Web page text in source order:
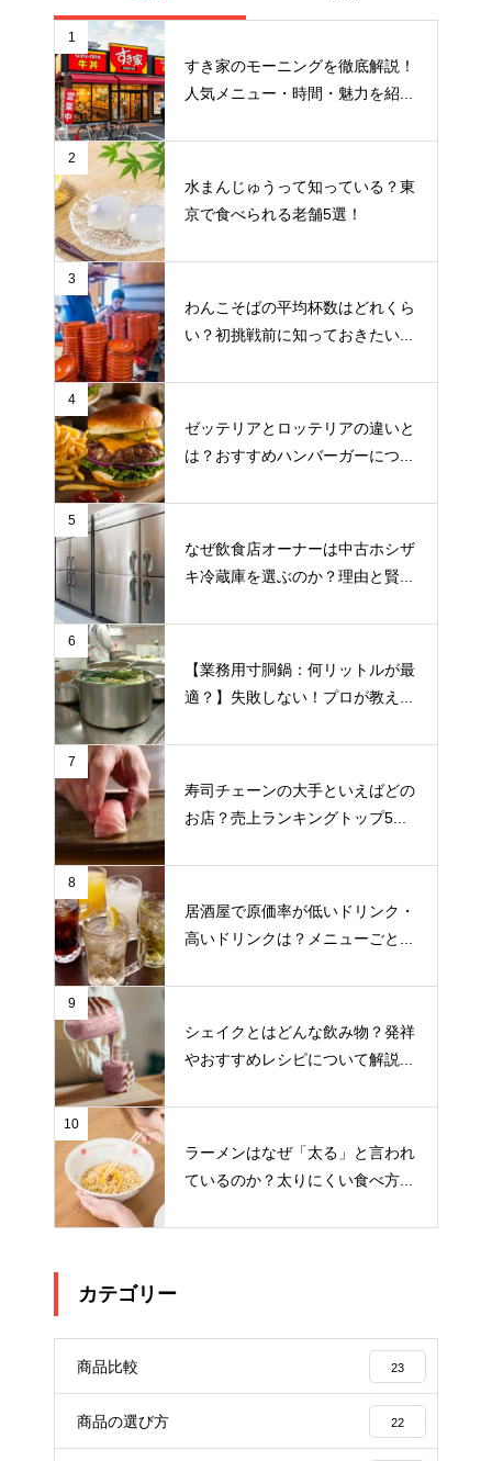
1
すき家のモーニングを徹底解説！
人気メニュー・時間・魅力を紹...
2
水まんじゅうって知っている？東
京で食べられる老舗5選！
3
わんこそばの平均杯数はどれくら
い？初挑戦前に知っておきたい...
4
ゼッテリアとロッテリアの違いと
は？おすすめハンバーガーにつ...
5
なぜ飲食店オーナーは中古ホシザ
キ冷蔵庫を選ぶのか？理由と賢...
6
【業務用寸胴鍋：何リットルが最
適？】失敗しない！プロが教え...
7
寿司チェーンの大手といえばどの
お店？売上ランキングトップ5...
8
居酒屋で原価率が低いドリンク・
高いドリンクは？メニューごと...
9
シェイクとはどんな飲み物？発祥
やおすすめレシピについて解説...
10
ラーメンはなぜ「太る」と言われ
ているのか？太りにくい食べ方...
カテゴリー
商品比較 23
商品の選び方 22